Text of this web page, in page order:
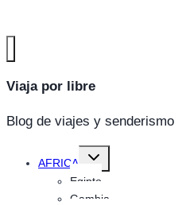
Viaja por libre
Blog de viajes y senderismo
AFRICA
Alternar
hijo
Egipto
Gambia